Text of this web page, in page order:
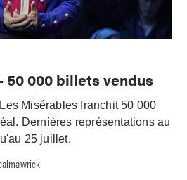
50 000 billets vendus
Misérables franchit 50 000
Dernières représentations au
25 juillet.